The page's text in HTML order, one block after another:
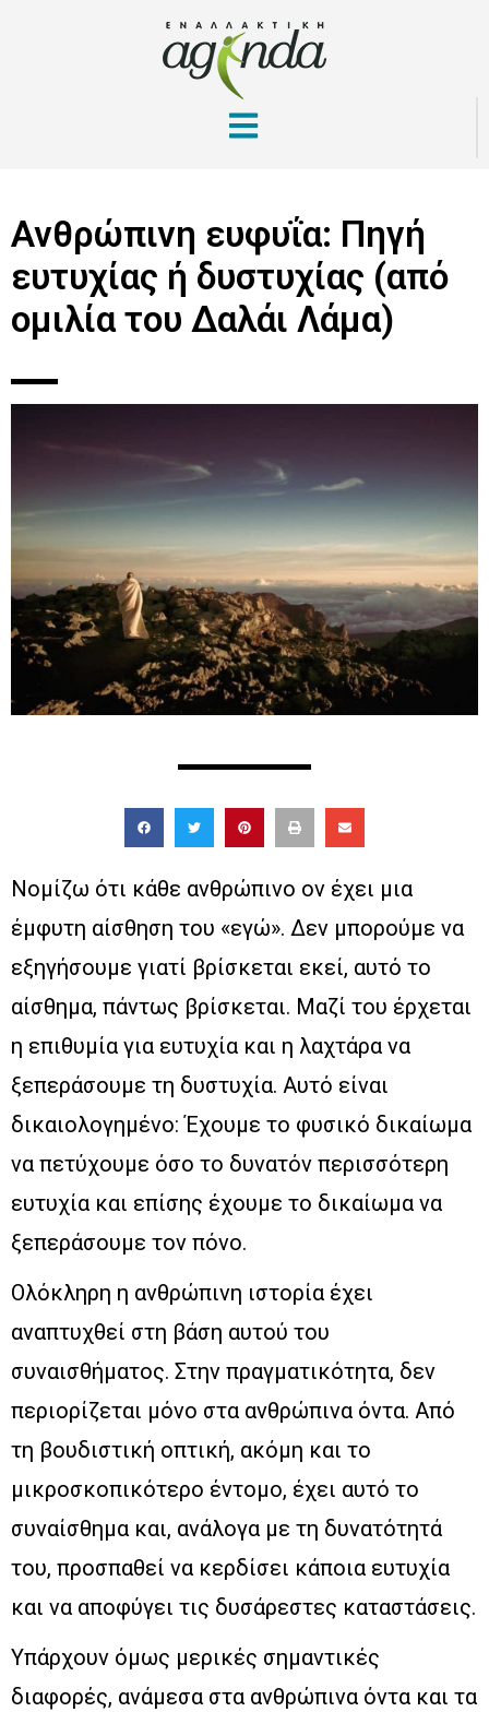
Ανθρώπινη ευφυΐα: Πηγή
ευτυχίας ή δυστυχίας (από
ομιλία του Δαλάι Λάμα)
Νομίζω ότι κάθε ανθρώπινο ον έχει μια
έμφυτη αίσθηση του «εγώ». Δεν μπορούμε να
εξηγήσουμε γιατί βρίσκεται εκεί, αυτό το
αίσθημα, πάντως βρίσκεται. Μαζί του έρχεται
η επιθυμία για ευτυχία και η λαχτάρα να
ξεπεράσουμε τη δυστυχία. Αυτό είναι
δικαιολογημένο: Έχουμε το φυσικό δικαίωμα
να πετύχουμε όσο το δυνατόν περισσότερη
ευτυχία και επίσης έχουμε το δικαίωμα να
ξεπεράσουμε τον πόνο.
Ολόκληρη η ανθρώπινη ιστορία έχει
αναπτυχθεί στη βάση αυτού του
συναισθήματος. Στην πραγματικότητα, δεν
περιορίζεται μόνο στα ανθρώπινα όντα. Από
τη βουδιστική οπτική, ακόμη και το
μικροσκοπικότερο έντομο, έχει αυτό το
συναίσθημα και, ανάλογα με τη δυνατότητά
του, προσπαθεί να κερδίσει κάποια ευτυχία
και να αποφύγει τις δυσάρεστες καταστάσεις.
Υπάρχουν όμως μερικές σημαντικές
διαφορές, ανάμεσα στα ανθρώπινα όντα και τα